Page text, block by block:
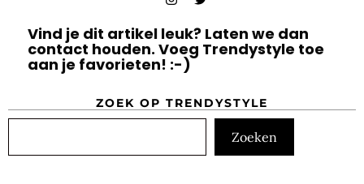
Vind je dit artikel leuk? Laten we dan
contact houden. Voeg Trendystyle toe
aan je favorieten! :-)
ZOEK OP TRENDYSTYLE
Zoeken